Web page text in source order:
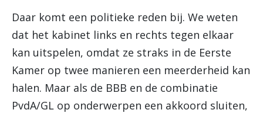
Daar komt een politieke reden bij. We weten
dat het kabinet links en rechts tegen elkaar
kan uitspelen, omdat ze straks in de Eerste
Kamer op twee manieren een meerderheid kan
halen. Maar als de BBB en de combinatie
PvdA/GL op onderwerpen een akkoord sluiten,